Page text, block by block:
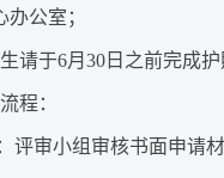
公室；
请于6月30日之前完成护
程：
评审小组审核书面申请材